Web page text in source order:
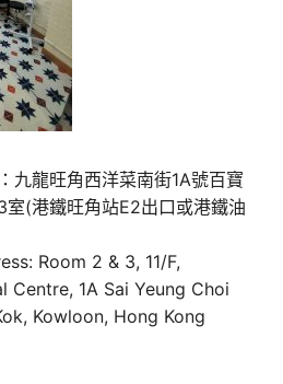
九龍旺角西洋菜南街1A號百寶
(港鐵旺角站E2出口或港鐵油
Room 2 & 3, 11/F,
Centre, 1A Sai Yeung Choi
Kowloon, Hong Kong